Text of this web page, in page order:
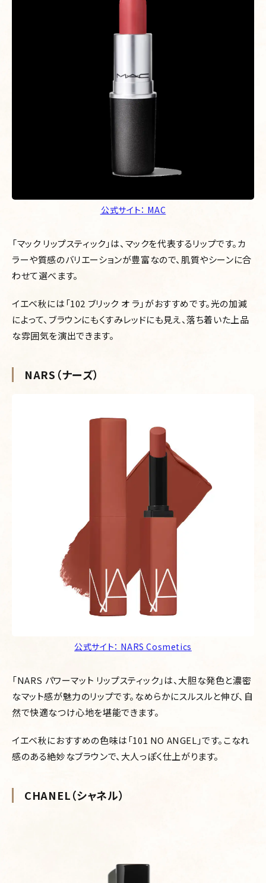
公式サイト： MAC
「マック リップスティック」は、マックを代表するリップです。カ
ラーや質感のバリエーションが豊富なので、肌質やシーンに合
わせて選べます。
イエベ秋には「102 ブリック オ ラ」がおすすめです。光の加減
によって、ブラウンにもくすみレッドにも見え、落ち着いた上品
な雰囲気を演出できます。
NARS（ナーズ）
公式サイト： NARS Cosmetics
「NARS パワーマット リップスティック」は、大胆な発色と濃密
なマット感が魅力のリップです。なめらかにスルスルと伸び、自
然で快適なつけ心地を堪能できます。
イエベ秋におすすめの色味は「101 NO ANGEL」です。こなれ
感のある絶妙なブラウンで、大人っぽく仕上がります。
CHANEL（シャネル）